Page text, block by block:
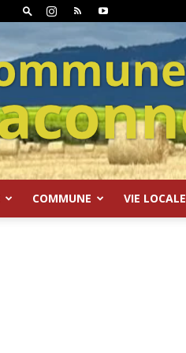
COMMUNE VIE LOCALE